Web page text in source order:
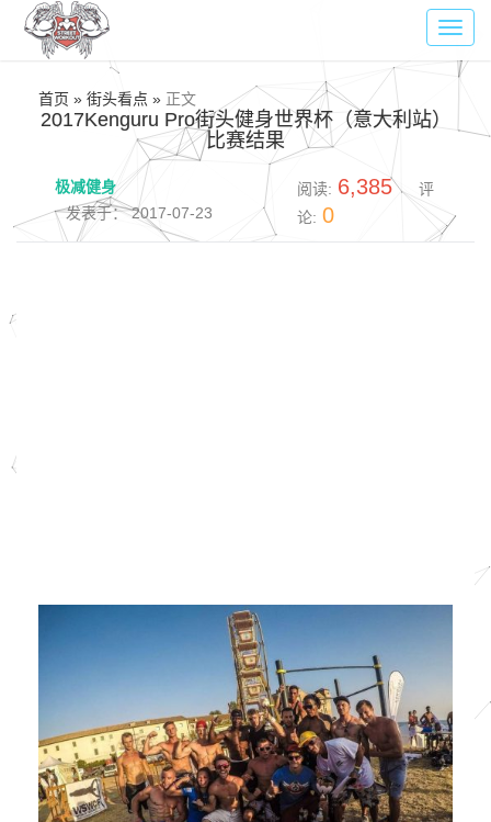
首页 » 街头看点 » 正文
2017Kenguru Pro街头健身世界杯（意大利站）
比赛结果
极减健身
发表于： 2017-07-23
阅读: 6,385
评
论: 0